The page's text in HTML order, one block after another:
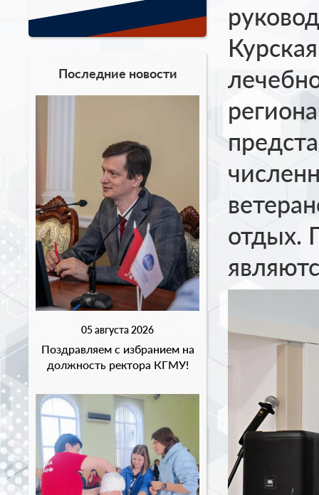
Последние новости
05 августа 2026
Поздравляем с избранием на
должность ректора КГМУ!
отдых.